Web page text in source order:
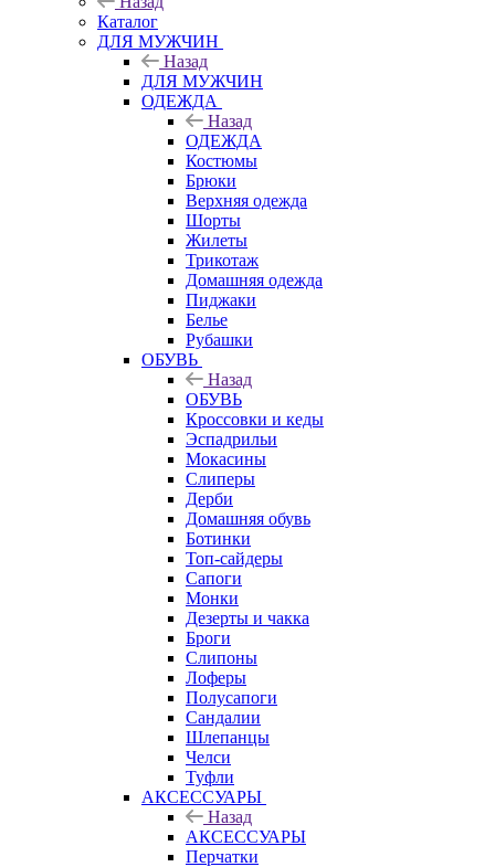
Каталог
ДЛЯ МУЖЧИН
Назад
ДЛЯ МУЖЧИН
ОДЕЖДА
Назад
ОДЕЖДА
Костюмы
Брюки
Верхняя одежда
Шорты
Жилеты
Трикотаж
Домашняя одежда
Пиджаки
Белье
Рубашки
ОБУВЬ
Назад
ОБУВЬ
Кроссовки и кеды
Эспадрильи
Мокасины
Слиперы
Дерби
Домашняя обувь
Ботинки
Топ-сайдеры
Сапоги
Монки
Дезерты и чакка
Броги
Слипоны
Лоферы
Полусапоги
Сандалии
Шлепанцы
Челси
Туфли
АКСЕССУАРЫ
Назад
АКСЕССУАРЫ
Перчатки